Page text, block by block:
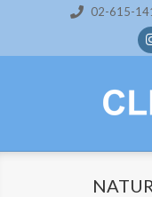
content
02-615-